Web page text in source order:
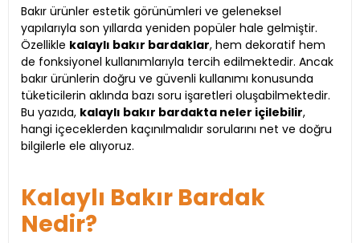
Bakır ürünler estetik görünümleri ve geleneksel
yapılarıyla son yıllarda yeniden popüler hale gelmiştir.
Özellikle kalaylı bakır bardaklar, hem dekoratif hem
de fonksiyonel kullanımlarıyla tercih edilmektedir. Ancak
bakır ürünlerin doğru ve güvenli kullanımı konusunda
tüketicilerin aklında bazı soru işaretleri oluşabilmektedir.
Bu yazıda, kalaylı bakır bardakta neler içilebilir,
hangi içeceklerden kaçınılmalıdır sorularını net ve doğru
bilgilerle ele alıyoruz.
Kalaylı Bakır Bardak
Nedir?